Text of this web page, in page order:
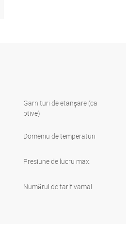
Garnituri de etanşare (ca
ptive)
Domeniu de temperaturi
Presiune de lucru max.
Numărul de tarif vamal